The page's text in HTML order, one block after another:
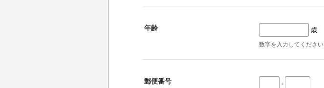
年齢 歳
数字を入力してください
郵便番号 -